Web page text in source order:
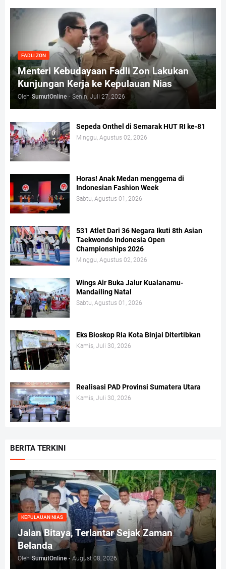
FADLI ZON
Menteri Kebudayaan Fadli Zon Lakukan
Kunjungan Kerja ke Kepulauan Nias
Oleh SumutOnline - Senin, Juli 27, 2026
Sepeda Onthel di Semarak HUT RI ke-81
Minggu, Agustus 02, 2026
Horas! Anak Medan menggema di
Indonesian Fashion Week
Sabtu, Agustus 01, 2026
531 Atlet Dari 36 Negara Ikuti 8th Asian
Taekwondo Indonesia Open
Championships 2026
Minggu, Agustus 02, 2026
Wings Air Buka Jalur Kualanamu-
Mandailing Natal
Sabtu, Agustus 01, 2026
Eks Bioskop Ria Kota Binjai Ditertibkan
Kamis, Juli 30, 2026
Realisasi PAD Provinsi Sumatera Utara
Kamis, Juli 30, 2026
BERITA TERKINI
KEPULAUAN NIAS
Jalan Bitaya, Terlantar Sejak Zaman
Belanda
Oleh SumutOnline - August 08, 2026